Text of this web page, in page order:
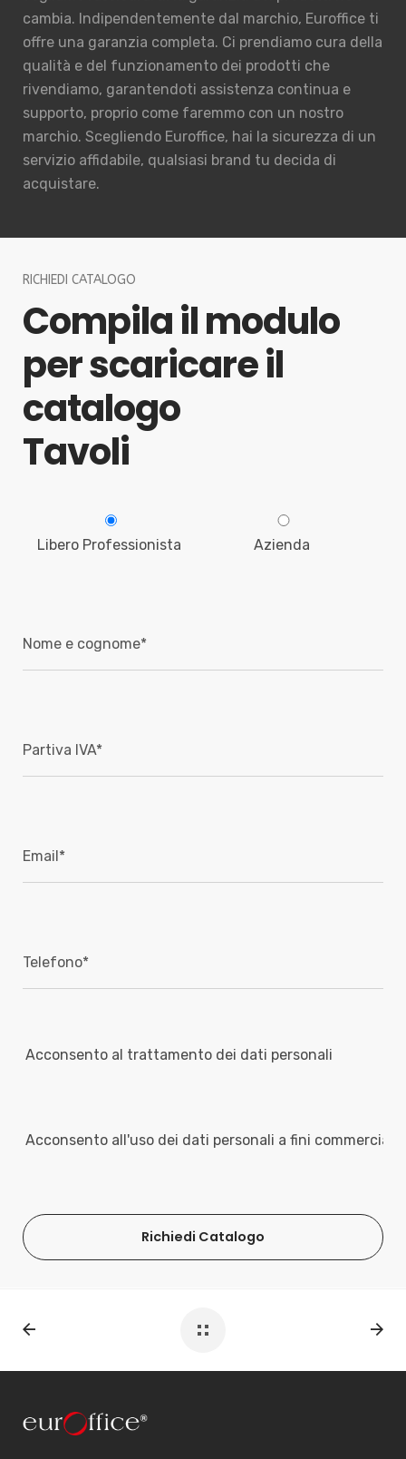
cambia. Indipendentemente dal marchio, Euroffice ti
offre una garanzia completa. Ci prendiamo cura della
qualità e del funzionamento dei prodotti che
rivendiamo, garantendoti assistenza continua e
supporto, proprio come faremmo con un nostro
marchio. Scegliendo Euroffice, hai la sicurezza di un
servizio affidabile, qualsiasi brand tu decida di
acquistare.
RICHIEDI CATALOGO
Compila il modulo
per scaricare il
catalogo
Tavoli
Libero Professionista Azienda
Acconsento al trattamento dei dati personali
Acconsento all'uso dei dati personali a fini commerciali
Richiedi Catalogo